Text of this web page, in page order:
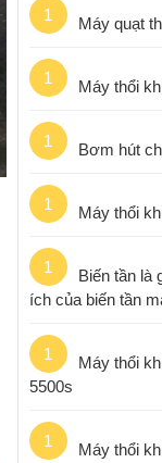
1 Máy quạt
1 Máy thổi
1 Bơm hút
1 Máy thổi
1
Biến tần là
ích của biến tần
1
Máy thổi
5500s
1
Máy thổi